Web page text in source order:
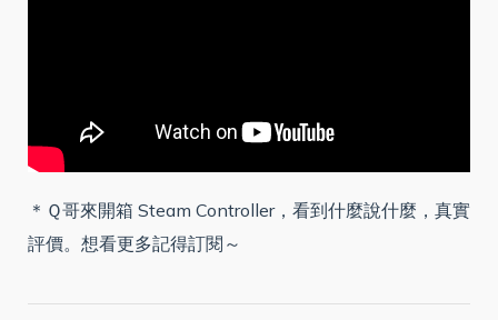
＊Ｑ哥來開箱 Steam Controller，看到什麼說什麼，真實
評價。想看更多記得訂閱～